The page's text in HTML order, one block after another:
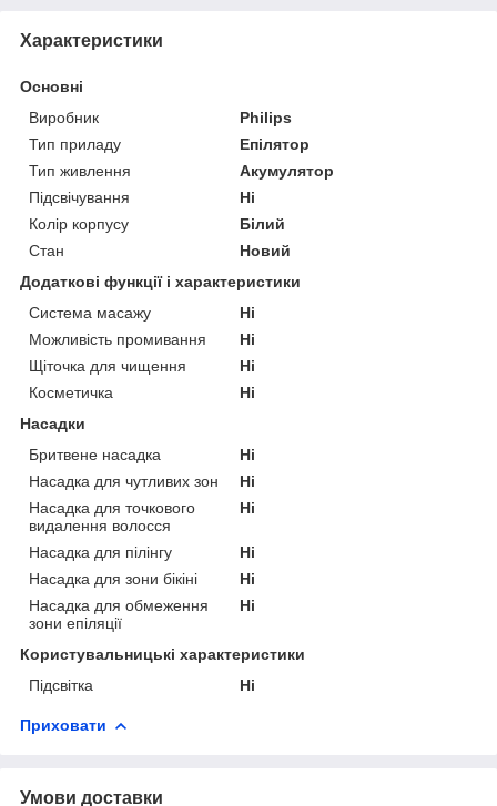
Характеристики
Основні
Виробник
Philips
Тип приладу
Епілятор
Тип живлення
Акумулятор
Підсвічування
Ні
Колір корпусу
Білий
Стан
Новий
Додаткові функції і характеристики
Система масажу
Ні
Можливість промивання
Ні
Щіточка для чищення
Ні
Косметичка
Ні
Насадки
Бритвене насадка
Ні
Насадка для чутливих зон
Ні
Насадка для точкового
видалення волосся
Ні
Насадка для пілінгу
Ні
Насадка для зони бікіні
Ні
Насадка для обмеження
зони епіляції
Ні
Користувальницькі характеристики
Підсвітка
Ні
Приховати
Умови доставки